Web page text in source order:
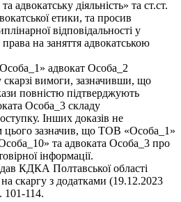
адвокатську діяльність» та ст.ст.
етики, та просив
відповідальності у
на заняття адвокатською
адвокат Особа_2
скарзі вимоги, зазначивши, що
повністю підтверджують
Особа_3 складу
Інших доказів не
цього зазначив, що ТОВ «Особа_1»
та адвоката Особа_3 про
інформації.
КДКА Полтавської області
скаргу з додатками (19.12.2023
101-114.